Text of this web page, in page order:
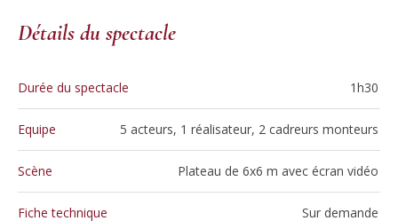
Détails du spectacle
Durée du spectacle 1h30
Equipe 5 acteurs, 1 réalisateur, 2 cadreurs monteurs
Scène Plateau de 6x6 m avec écran vidéo
Fiche technique Sur demande